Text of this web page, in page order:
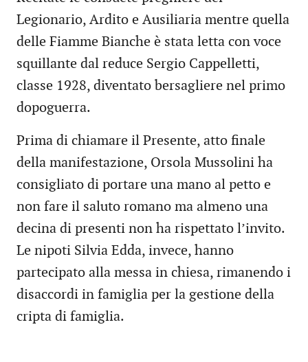
Legionario, Ardito e Ausiliaria mentre quella
delle Fiamme Bianche è stata letta con voce
squillante dal reduce Sergio Cappelletti,
classe 1928, diventato bersagliere nel primo
dopoguerra.
Prima di chiamare il Presente, atto finale
della manifestazione, Orsola Mussolini ha
consigliato di portare una mano al petto e
non fare il saluto romano ma almeno una
decina di presenti non ha rispettato l’invito.
Le nipoti Silvia Edda, invece, hanno
partecipato alla messa in chiesa, rimanendo i
disaccordi in famiglia per la gestione della
cripta di famiglia.